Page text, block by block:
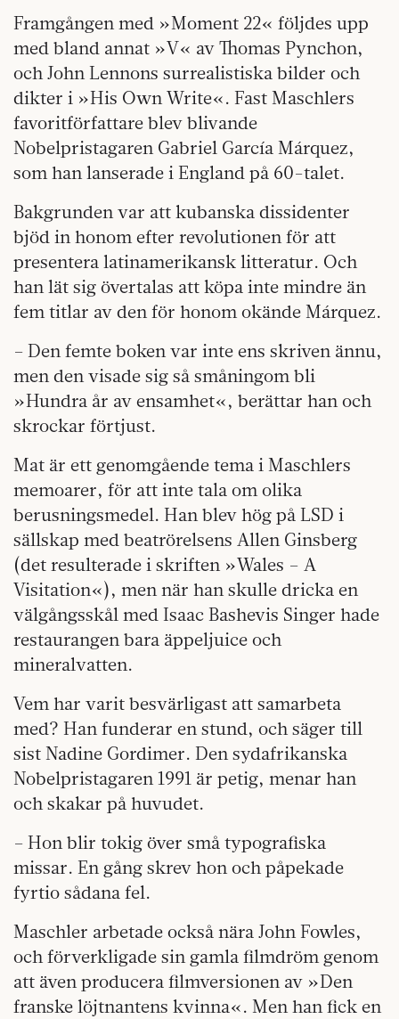
Framgången med »Moment 22« följdes upp
med bland annat »V« av Thomas Pynchon,
och John Lennons surrealistiska bilder och
dikter i »His Own Write«. Fast Maschlers
favoritförfattare blev blivande
Nobelpristagaren Gabriel García Márquez,
som han lanserade i England på 60-talet.
Bakgrunden var att kubanska dissidenter
bjöd in honom efter revolutionen för att
presentera latinamerikansk litteratur. Och
han lät sig övertalas att köpa inte mindre än
fem titlar av den för honom okände Márquez.
– Den femte boken var inte ens skriven ännu,
men den visade sig så småningom bli
»Hundra år av ensamhet«, berättar han och
skrockar förtjust.
Mat är ett genomgående tema i Maschlers
memoarer, för att inte tala om olika
berusningsmedel. Han blev hög på LSD i
sällskap med beatrörelsens Allen Ginsberg
(det resulterade i skriften »Wales – A
Visitation«), men när han skulle dricka en
välgångsskål med Isaac Bashevis Singer hade
restaurangen bara äppeljuice och
mineralvatten.
Vem har varit besvärligast att samarbeta
med? Han funderar en stund, och säger till
sist Nadine Gordimer. Den sydafrikanska
Nobelpristagaren 1991 är petig, menar han
och skakar på huvudet.
– Hon blir tokig över små typografiska
missar. En gång skrev hon och påpekade
fyrtio sådana fel.
Maschler arbetade också nära John Fowles,
och förverkligade sin gamla filmdröm genom
att även producera filmversionen av »Den
franske löjtnantens kvinna«. Men han fick en